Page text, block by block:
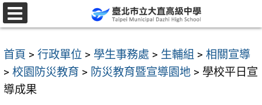
跳
至
要
內
容
首頁 > 行政單位 > 學生事務處 > 生輔組 > 相關宣導
> 校園防災教育 > 防災教育暨宣導園地 > 學校平日宣
導成果
選
單